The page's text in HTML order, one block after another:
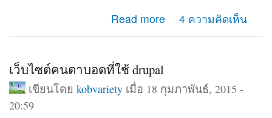
Read more 4 ความคิดเห็น
เว็บไซต์คนตาบอดที่ใช้ drupal
เขียนโดย kobvarietyเมื่อ 18 กุมภาพันธ์, 2015 -
20:59